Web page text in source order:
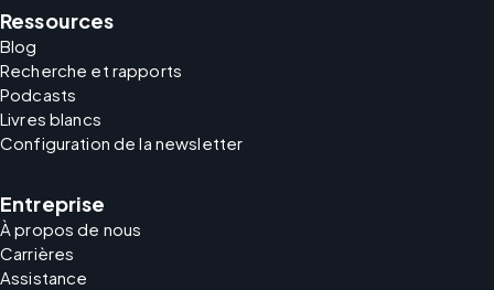
Ressources
Blog
Recherche et rapports
Podcasts
Livres blancs
Configuration de la newsletter
Entreprise
À propos de nous
Carrières
Assistance